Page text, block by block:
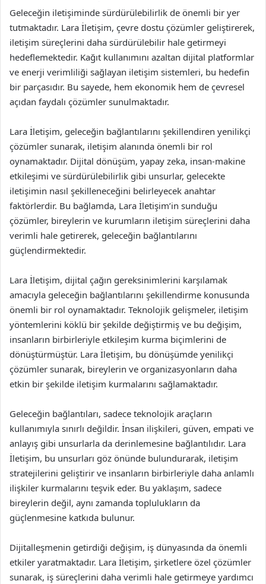
Geleceğin iletişiminde sürdürülebilirlik de önemli bir yer
tutmaktadır. Lara İletişim, çevre dostu çözümler geliştirerek,
iletişim süreçlerini daha sürdürülebilir hale getirmeyi
hedeflemektedir. Kağıt kullanımını azaltan dijital platformlar
ve enerji verimliliği sağlayan iletişim sistemleri, bu hedefin
bir parçasıdır. Bu sayede, hem ekonomik hem de çevresel
açıdan faydalı çözümler sunulmaktadır.
Lara İletişim, geleceğin bağlantılarını şekillendiren yenilikçi
çözümler sunarak, iletişim alanında önemli bir rol
oynamaktadır. Dijital dönüşüm, yapay zeka, insan-makine
etkileşimi ve sürdürülebilirlik gibi unsurlar, gelecekte
iletişimin nasıl şekilleneceğini belirleyecek anahtar
faktörlerdir. Bu bağlamda, Lara İletişim’in sunduğu
çözümler, bireylerin ve kurumların iletişim süreçlerini daha
verimli hale getirerek, geleceğin bağlantılarını
güçlendirmektedir.
Lara İletişim, dijital çağın gereksinimlerini karşılamak
amacıyla geleceğin bağlantılarını şekillendirme konusunda
önemli bir rol oynamaktadır. Teknolojik gelişmeler, iletişim
yöntemlerini köklü bir şekilde değiştirmiş ve bu değişim,
insanların birbirleriyle etkileşim kurma biçimlerini de
dönüştürmüştür. Lara İletişim, bu dönüşümde yenilikçi
çözümler sunarak, bireylerin ve organizasyonların daha
etkin bir şekilde iletişim kurmalarını sağlamaktadır.
Geleceğin bağlantıları, sadece teknolojik araçların
kullanımıyla sınırlı değildir. İnsan ilişkileri, güven, empati ve
anlayış gibi unsurlarla da derinlemesine bağlantılıdır. Lara
İletişim, bu unsurları göz önünde bulundurarak, iletişim
stratejilerini geliştirir ve insanların birbirleriyle daha anlamlı
ilişkiler kurmalarını teşvik eder. Bu yaklaşım, sadece
bireylerin değil, aynı zamanda toplulukların da
güçlenmesine katkıda bulunur.
Dijitalleşmenin getirdiği değişim, iş dünyasında da önemli
etkiler yaratmaktadır. Lara İletişim, şirketlere özel çözümler
sunarak, iş süreçlerini daha verimli hale getirmeye yardımcı